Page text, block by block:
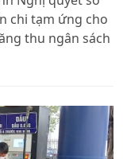
chi tạm ứng cho
thu ngân sách